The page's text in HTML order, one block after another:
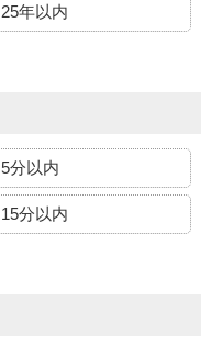
25年以内
5分以内
15分以内